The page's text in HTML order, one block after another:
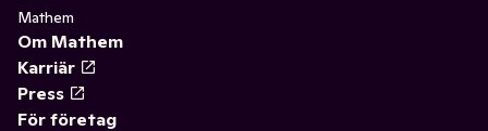
Mathem
Om Mathem
Karriär
Press
För företag